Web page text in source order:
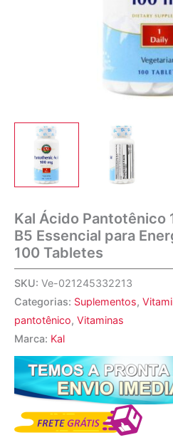
Kal Ácido Pantotênico
B5 Essencial para
100 Tabletes
SKU: Ve-021245332213
Categorias: Suplementos,
pantotênico, Vitaminas
Marca: Kal